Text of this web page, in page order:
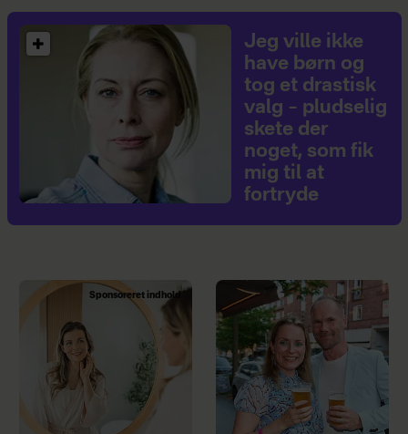
Jeg ville ikke
have børn og
tog et drastisk
valg – pludselig
skete der
noget, som fik
mig til at
fortryde
Sponsoreret indhold